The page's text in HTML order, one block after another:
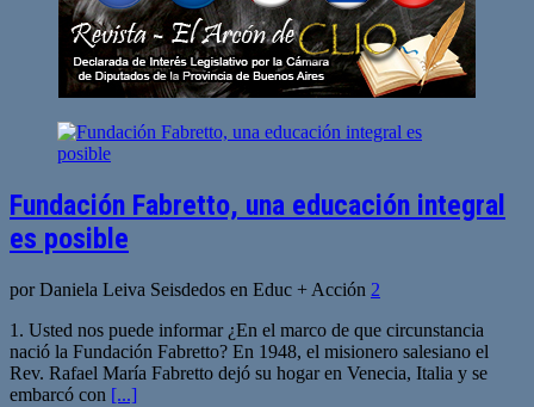
Fundación Fabretto, una educación integral
es posible
por Daniela Leiva Seisdedos en Educ + Acción 2
1. Usted nos puede informar ¿En el marco de que circunstancia
nació la Fundación Fabretto? En 1948, el misionero salesiano el
Rev. Rafael María Fabretto dejó su hogar en Venecia, Italia y se
embarcó con [...]